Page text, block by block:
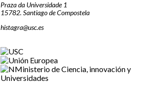
Praza da Universidade 1
15782. Santiago de Compostela
histagra@usc.es